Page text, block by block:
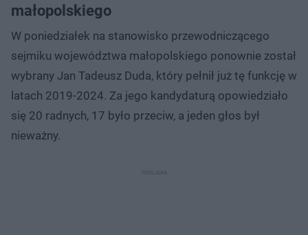
małopolskiego
W poniedziałek na stanowisko przewodniczącego
sejmiku województwa małopolskiego ponownie został
wybrany Jan Tadeusz Duda, który pełnił już tę funkcję w
latach 2019-2024. Za jego kandydaturą opowiedziało
się 20 radnych, 17 było przeciw, a jeden głos był
nieważny.